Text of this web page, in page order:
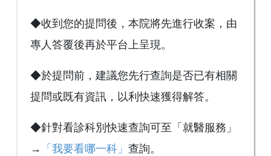
◆收到您的提問後，本院將先進行收案，由
專人答覆後再於平台上呈現。
◆於提問前，建議您先行查詢是否已有相關
提問或既有資訊，以利快速獲得解答。
◆針對看診科別快速查詢可至「就醫服務」
→
「我要看哪一科」 查詢。